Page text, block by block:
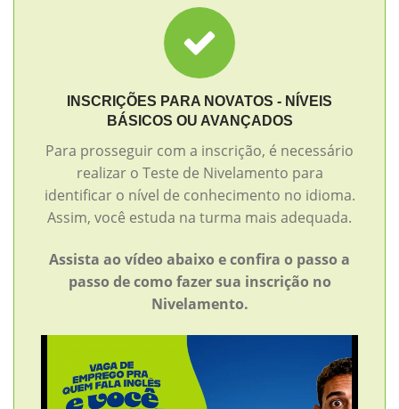
INSCRIÇÕES PARA NOVATOS - NÍVEIS
BÁSICOS OU AVANÇADOS
Para prosseguir com a inscrição, é necessário
realizar o Teste de Nivelamento para
identificar o nível de conhecimento no idioma.
Assim, você estuda na turma mais adequada.
Assista ao vídeo abaixo e confira o passo a
passo de como fazer sua inscrição no
Nivelamento.